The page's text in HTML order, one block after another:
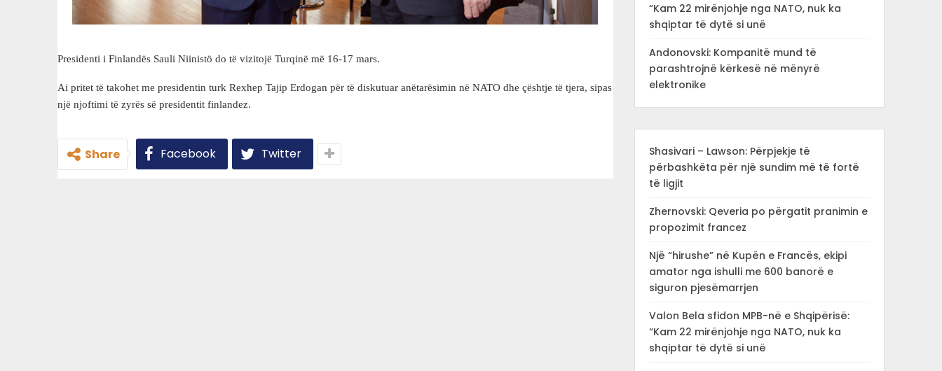
Presidenti i Finlandës Sauli Niinistö do të vizitojë Turqinë më 16-17 mars.
Ai pritet të takohet me presidentin turk Rexhep Tajip Erdogan për të diskutuar anëtarësimin në NATO dhe çështje të tjera, sipas
një njoftimi të zyrës së presidentit finlandez.
Share Facebook Twitter
“Kam 22 mirënjohje nga NATO, nuk ka
shqiptar të dytë si unë
Andonovski: Kompanitë mund të
parashtrojnë kërkesë në mënyrë
elektronike
Shasivari – Lawson: Përpjekje të
përbashkëta për një sundim më të fortë
të ligjit
Zhernovski: Qeveria po përgatit pranimin e
propozimit francez
Një “hirushe” në Kupën e Francës, ekipi
amator nga ishulli me 600 banorë e
siguron pjesëmarrjen
Valon Bela sfidon MPB-në e Shqipërisë:
“Kam 22 mirënjohje nga NATO, nuk ka
shqiptar të dytë si unë